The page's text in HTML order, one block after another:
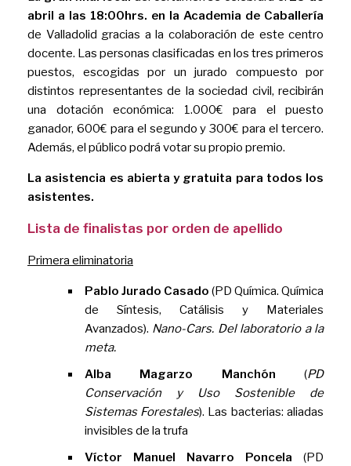
abril a las 18:00hrs. en la Academia de Caballería
de Valladolid gracias a la colaboración de este centro
docente. Las personas clasificadas en los tres primeros
puestos, escogidas por un jurado compuesto por
distintos representantes de la sociedad civil, recibirán
una dotación económica: 1.000€ para el puesto
ganador, 600€ para el segundo y 300€ para el tercero.
Además, el público podrá votar su propio premio.
La asistencia es abierta y gratuita para todos los
asistentes.
Lista de finalistas por orden de apellido
Primera eliminatoria
Pablo Jurado Casado (PD Química. Química
de Síntesis, Catálisis y Materiales
Avanzados). Nano-Cars. Del laboratorio a la
meta.
Alba Magarzo Manchón (PD
Conservación y Uso Sostenible de
Sistemas Forestales). Las bacterias: aliadas
invisibles de la trufa
Víctor Manuel Navarro Poncela (PD